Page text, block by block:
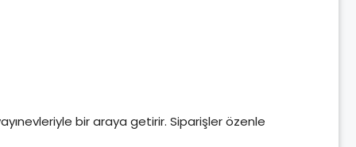
bir araya getirir. Siparişler özenle